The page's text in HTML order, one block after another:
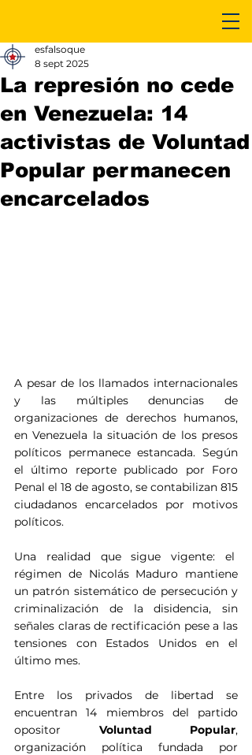
La represión no cede
en Venezuela: 14
activistas de Voluntad
Popular permanecen
encarcelados
esfalsoque
8 sept 2025
A pesar de los llamados internacionales
y las múltiples denuncias de
organizaciones de derechos humanos,
en Venezuela la situación de los presos
políticos permanece estancada. Según
el último reporte publicado por Foro
Penal el 18 de agosto, se contabilizan 815
ciudadanos encarcelados por motivos
políticos.
Una realidad que sigue vigente: el
régimen de Nicolás Maduro mantiene
un patrón sistemático de persecución y
criminalización de la disidencia, sin
señales claras de rectificación pese a las
tensiones con Estados Unidos en el
último mes.
Entre los privados de libertad se
encuentran 14 miembros del partido
opositor Voluntad Popular,
organización política fundada por